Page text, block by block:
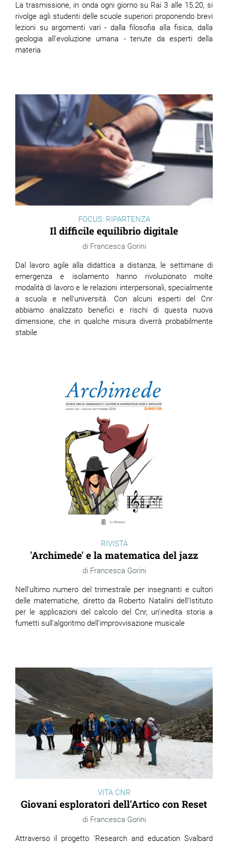
La trasmissione, in onda ogni giorno su Rai 3 alle 15.20, si
rivolge agli studenti delle scuole superiori proponendo brevi
lezioni su argomenti vari - dalla filosofia alla fisica, dalla
geologia all'evoluzione umana - tenute da esperti della
materia
FOCUS: RIPARTENZA
Il difficile equilibrio digitale
Francesca Gorini
Dal lavoro agile alla didattica a distanza, le settimane di
emergenza e isolamento hanno rivoluzionato molte
modalità di lavoro e le relazioni interpersonali, specialmente
a scuola e nell'università. Con alcuni esperti del Cnr
abbiamo analizzato benefici e rischi di questa nuova
dimensione, che in qualche misura diverrà probabilmente
stabile
RIVISTA
'Archimede' e la matematica del jazz
Francesca Gorini
Nell'ultimo numero del trimestrale per insegnanti e cultori
delle matematiche, diretto da Roberto Natalini dell'Istituto
per le applicazioni del calcolo del Cnr, un'inedita storia a
fumetti sull'algoritmo dell'improvvisazione musicale
VITA CNR
Giovani esploratori dell'Artico con Reset
Francesca Gorini
Attraverso il progetto 'Research and education Svalbard